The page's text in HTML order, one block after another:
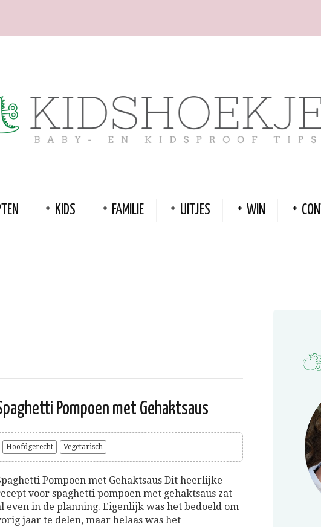
KIDS FAMILIE UITJES WIN
Pompoen met Gehaktsaus
Hoofdgerecht Vegetarisch
Pompoen met Gehaktsaus Dit heerlijke
voor spaghetti pompoen met gehaktsaus zat
even in de planning. Eigenlijk was het bedoeld om
jaar te delen, maar helaas was het